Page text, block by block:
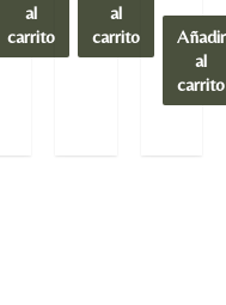
al
carrito
al
carrito
Añadir
al
carrito